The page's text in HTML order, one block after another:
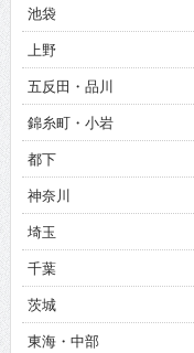
池袋
上野
五反田・品川
錦糸町・小岩
都下
神奈川
埼玉
千葉
茨城
東海・中部